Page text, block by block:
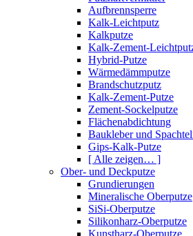
Aufbrennsperre
Kalk-Leichtputz
Kalkputze
Kalk-Zement-
Hybrid-Putze
Wärmedämmputze
Brandschutzputz
Kalk-Zement-Putze
Zement-Sockelputze
Flächenabdichtung
Baukleber und
Gips-Kalk-Putze
[ Alle zeigen… ]
Ober- und Deckputze
Grundierungen
Mineralische Oberputze
SiSi-Oberputze
Silikonharz-Oberputze